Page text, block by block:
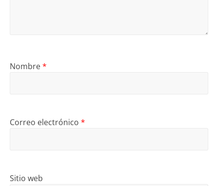
Nombre*
Correo electrónico *
Sitio web